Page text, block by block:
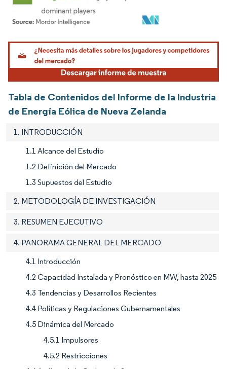
Imagen © Mordor Intelligence. El uso requiere atribución según CC BY 4.0.
Tabla de Contenidos del Informe de la Industria
de Energía Eólica de Nueva Zelanda
1. INTRODUCCIÓN
1.1 Alcance del Estudio
1.2 Definición del Mercado
1.3 Supuestos del Estudio
2. METODOLOGÍA DE INVESTIGACIÓN
3. RESUMEN EJECUTIVO
4. PANORAMA GENERAL DEL MERCADO
4.1 Introducción
4.2 Capacidad Instalada y Pronóstico en MW, hasta 2025
4.3 Tendencias y Desarrollos Recientes
4.4 Políticas y Regulaciones Gubernamentales
4.5 Dinámica del Mercado
4.5.1 Impulsores
4.5.2 Restricciones